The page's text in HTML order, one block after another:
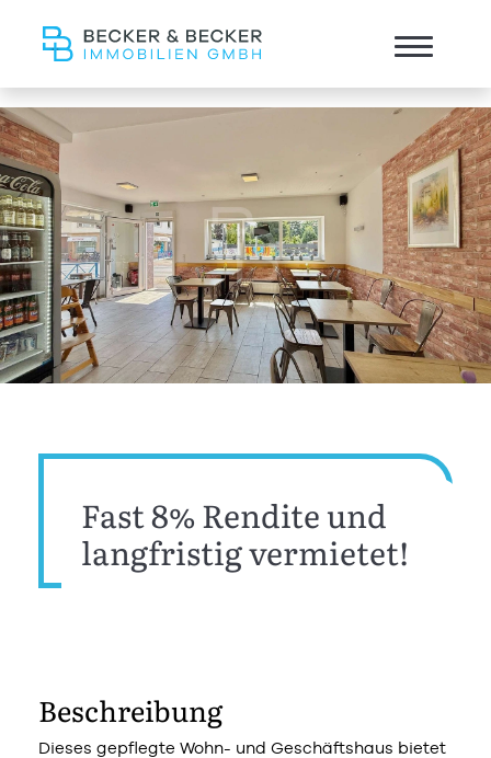
Fast 8% Rendite und
langfristig vermietet!
Beschreibung
Dieses gepflegte Wohn- und Geschäftshaus bietet